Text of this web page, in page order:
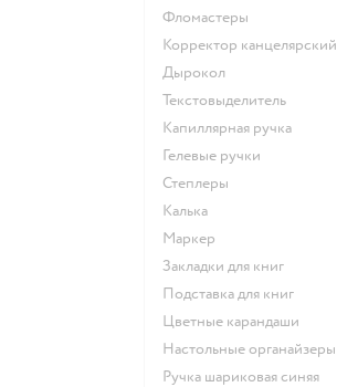
Фломастеры
Корректор канцелярский
Дырокол
Текстовыделитель
Капиллярная ручка
Гелевые ручки
Степлеры
Калька
Маркер
Закладки для книг
Подставка для книг
Цветные карандаши
Настольные органайзеры
Ручка шариковая синяя